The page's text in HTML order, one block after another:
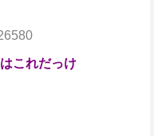
これだっけ